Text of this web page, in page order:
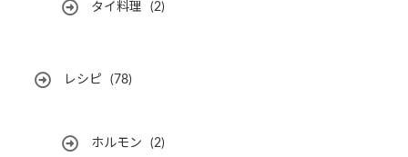
タイ料理 (2)
レシピ (78)
ホルモン (2)